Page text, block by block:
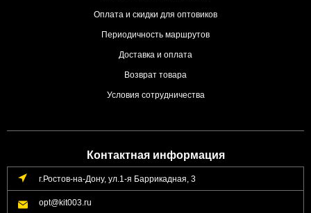
Оплата и скидки для оптовиков
Периодичность маршрутов
Доставка и оплата
Возврат товара
Условия сотрудничества
Контактная информация
г.Ростов-на-Дону, ул.1-я Баррикадная, 3
opt@kit003.ru